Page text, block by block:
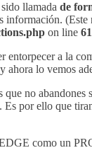
llamada de
información.
on line
a la
ahora lo vemos
no
por ello que
como un